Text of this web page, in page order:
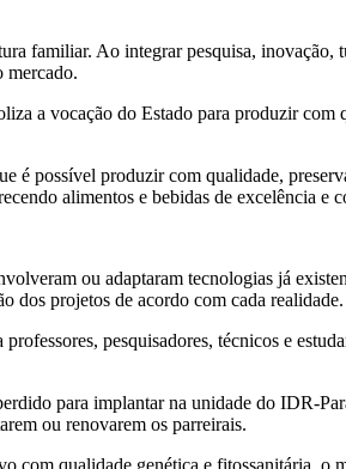
familiar. Ao integrar pesquisa, inovação,
mercado.
a vocação do Estado para produzir com
é possível produzir com qualidade,
alimentos e bebidas de excelência e
ou adaptaram tecnologias já
dos projetos de acordo com cada realidade.
pesquisadores, técnicos e
para implantar na unidade do IDR-
ou renovarem os parreirais.
com qualidade genética e fitossanitária, o